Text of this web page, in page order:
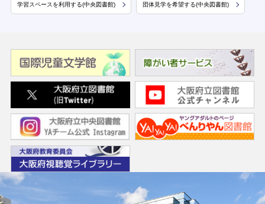
学習スペースを利用する(中央図書館) 団体見学を希望する(中央図書館)